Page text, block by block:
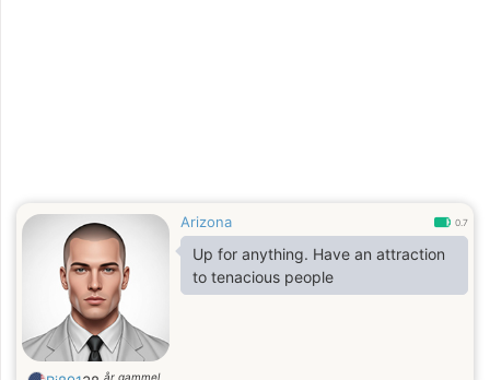
Arizona 0.7
Up for anything. Have an attraction
to tenacious people
år gammel